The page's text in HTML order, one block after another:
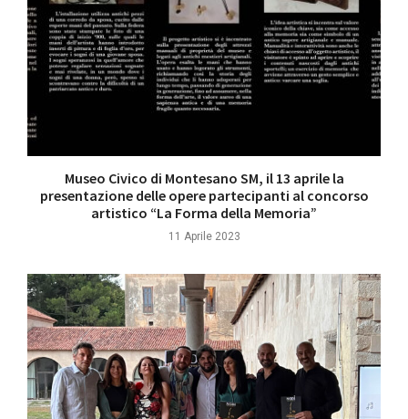
Museo Civico di Montesano SM, il 13 aprile la
presentazione delle opere partecipanti al concorso
artistico “La Forma della Memoria”
11 Aprile 2023